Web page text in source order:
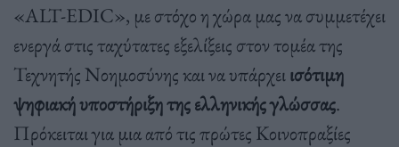
«ALT-EDIC», με στόχο η χώρα μας να συμμετέχει
ενεργά στις ταχύτατες εξελίξεις στον τομέα της
Τεχνητής Νοημοσύνης και να υπάρχειισότιμη
ψηφιακή υποστήριξη της ελληνικής γλώσσας.
Πρόκειται για μια από τις πρώτες Κοινοπραξίες